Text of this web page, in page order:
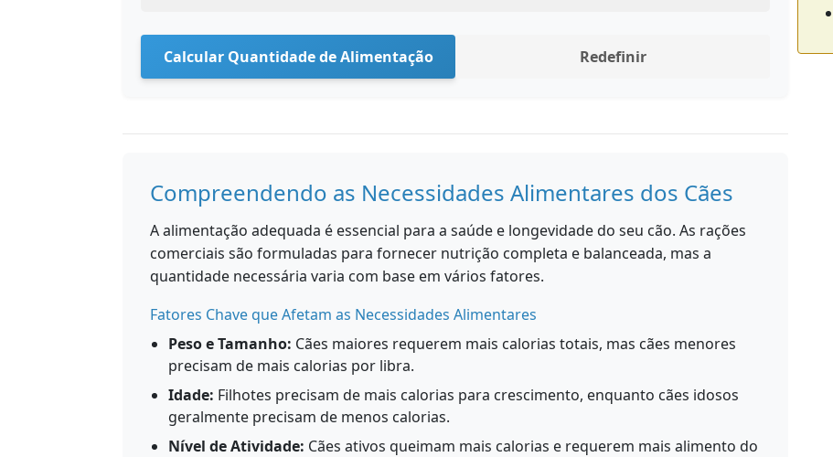
Calcular Quantidade de Alimentação Redefinir
Compreendendo as Necessidades Alimentares dos Cães
A alimentação adequada é essencial para a saúde e longevidade do seu cão. As rações
comerciais são formuladas para fornecer nutrição completa e balanceada, mas a
quantidade necessária varia com base em vários fatores.
Fatores Chave que Afetam as Necessidades Alimentares
Peso e Tamanho: Cães maiores requerem mais calorias totais, mas cães menores
precisam de mais calorias por libra.
Idade: Filhotes precisam de mais calorias para crescimento, enquanto cães idosos
geralmente precisam de menos calorias.
Nível de Atividade: Cães ativos queimam mais calorias e requerem mais alimento do